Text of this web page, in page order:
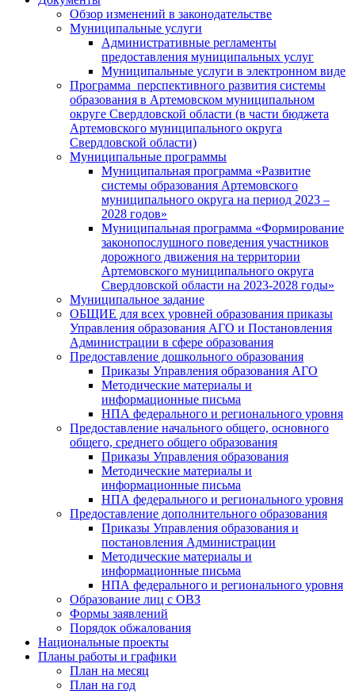
Обзор изменений в законодательстве
Муниципальные услуги
Административные регламенты
предоставления муниципальных услуг
Муниципальные услуги в электронном виде
Программа перспективного развития системы
образования в Артемовском муниципальном
округе Свердловской области (в части бюджета
Артемовского муниципального округа
Свердловской области)
Муниципальные программы
Муниципальная программа «Развитие
системы образования Артемовского
муниципального округа на период 2023 –
2028 годов»
Муниципальная программа «Формирование
законопослушного поведения участников
дорожного движения на территории
Артемовского муниципального округа
Свердловской области на 2023-2028 годы»
Муниципальное задание
ОБЩИЕ для всех уровней образования приказы
Управления образования АГО и Постановления
Администрации в сфере образования
Предоставление дошкольного образования
Приказы Управления образования АГО
Методические материалы и
информационные письма
НПА федерального и регионального уровня
Предоставление начального общего, основного
общего, среднего общего образования
Приказы Управления образования
Методические материалы и
информационные письма
НПА федерального и регионального уровня
Предоставление дополнительного образования
Приказы Управления образования и
постановления Администрации
Методические материалы и
информационные письма
НПА федерального и регионального уровня
Образование лиц с ОВЗ
Формы заявлений
Порядок обжалования
Национальные проекты
Планы работы и графики
План на месяц
План на год